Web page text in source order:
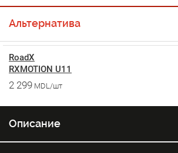
Альтернатива
RoadX
RXMOTION U11
2 299 MDL/шт
Описание